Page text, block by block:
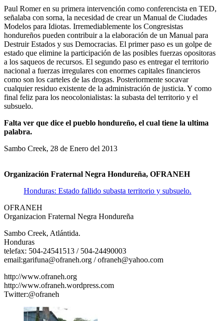
Paul Romer en su primera intervención como conferencista en TED,
señalaba con sorna, la necesidad de crear un Manual de Ciudades
Modelos para Idiotas. Irremediablemente los Congresistas
hondureños pueden contribuir a la elaboración de un Manual para
Destruir Estados y sus Democracias. El primer paso es un golpe de
estado que elimine la participación de las posibles fuerzas opositoras
a los saqueos de recursos. El segundo paso es entregar el territorio
nacional a fuerzas irregulares con enormes capitales financieros
como son los carteles de las drogas. Posteriormente socavar
cualquier residuo existente de la administración de justicia. Y como
final feliz para los neocolonialistas: la subasta del territorio y el
subsuelo.
Falta ver que dice el pueblo hondureño, el cual tiene la ultima
palabra.
Sambo Creek, 28 de Enero del 2013
Organización Fraternal Negra Hondureña, OFRANEH
Honduras: Estado fallido subasta territorio y subsuelo.
OFRANEH
Organizacion Fraternal Negra Hondureña
Sambo Creek, Atlántida.
Honduras
telefax: 504-24541513 / 504-24490003
email:garifuna@ofraneh.org / ofraneh@yahoo.com
http://www.ofraneh.org
http://www.ofraneh.wordpress.com
Twitter:@ofraneh